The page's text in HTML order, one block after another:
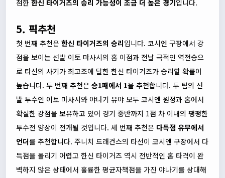
점한 한신 타이거즈의 승리 가능성이 조금 더 높은 경기입니다.
5. 픽추천
첫 번째 추천은 한신 타이거즈의 승리입니다. 코시엔 구장에서 강
점을 보이는 선발 이토 마사시의 홈 이점과 전날 극적인 역전승으
로 타선의 사기가 최고조에 달한 한신 타이거즈가 승리할 확률이
높습니다. 두 번째 추천은 승1패에서 1을 추천합니다. 두 팀의 선
발 투수인 이토 마사시와 야나기 유야 모두 코시엔 원정과 홈에서
확실한 강점을 보유하고 있어 경기 중반까지 1점 차 이내의 팽팽한
투수전 양상이 전개될 것입니다. 세 번째 추천은 다득점 유무에서
언더를 추천합니다. 주니치 드래건스의 타선이 코시엔 구장에서 다
득점을 올리기 어렵고 한신 타이거즈 역시 전반적인 홈 타격이 완
벽하지 않은 상태에서 훌륭한 평균자책점을 가진 야나기를 상대해